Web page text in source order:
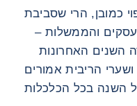
כמובן, הרי שסביבת
והממשלות –
השנים האחרונות
הריבית אמורים
השנה בכל הכלכלות